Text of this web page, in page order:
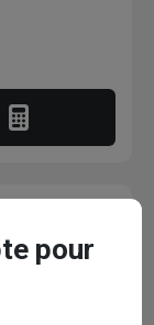
de
Classe
pour